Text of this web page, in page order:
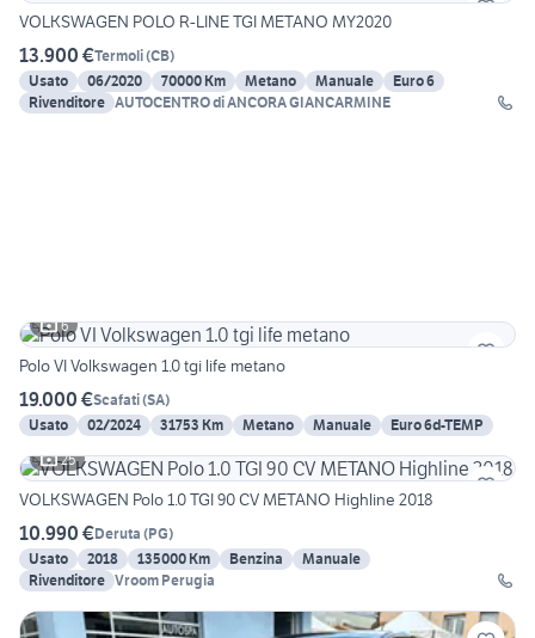
VOLKSWAGEN POLO R-LINE TGI METANO MY2020
13.900 €Termoli(CB)
Usato
06/2020 70000 Km Metano Manuale
Euro 6
Rivenditore AUTOCENTRO di ANCORA GIANCARMINE
6
Polo VI Volkswagen 1.0 tgi life metano
19.000 €Scafati(SA)
Usato
02/2024 31753 Km Metano Manuale
Euro 6d-TEMP
25
VOLKSWAGEN Polo 1.0 TGI 90 CV METANO Highline 2018
10.990 €Deruta (PG)
Usato
2018 135000 Km Benzina
Manuale
Rivenditore Vroom Perugia